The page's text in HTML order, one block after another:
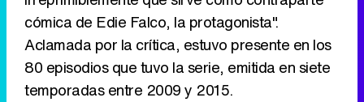
cómica de Edie Falco, la protagonista".
Aclamada por la crítica, estuvo presente en los
80 episodios que tuvo la serie, emitida en siete
temporadas entre 2009 y 2015.